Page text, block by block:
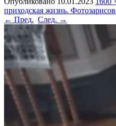
приходская жизнь.
← Пред. След. →